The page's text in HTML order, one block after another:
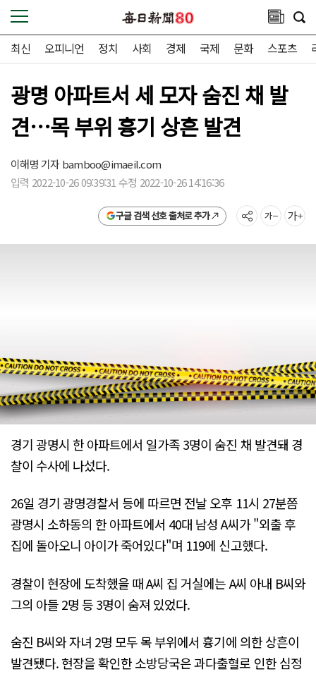
최신 오피니언 정치 사회 경제 국제 문화 스포츠
광명 아파트서 세 모자 숨진 채 발
견…목 부위 흉기 상흔 발견
이해명 기자bamboo@imaeil.com
입력 2022-10-26 09:39:31 수정 2022-10-26 14:16:36
구글 검색 선호 출처로 추가
경기 광명시 한 아파트에서 일가족 3명이 숨진 채 발견돼 경
찰이 수사에 나섰다.
26일 경기 광명경찰서 등에 따르면 전날 오후 11시 27분쯤
광명시 소하동의 한 아파트에서 40대 남성 A씨가 "외출 후
집에 돌아오니 아이가 죽어있다"며 119에 신고했다.
경찰이 현장에 도착했을 때 A씨 집 거실에는 A씨 아내 B씨와
그의 아들 2명 등 3명이 숨져 있었다.
숨진 B씨와 자녀 2명 모두 목 부위에서 흉기에 의한 상흔이
발견됐다. 현장을 확인한 소방당국은 과다출혈로 인한 심정